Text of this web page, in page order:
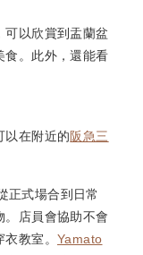
可以欣賞到盂蘭盆
食。此外，還能看
以在附近的阪急三
正式場合到日常
。店員會協助不會
教室。 Yamato